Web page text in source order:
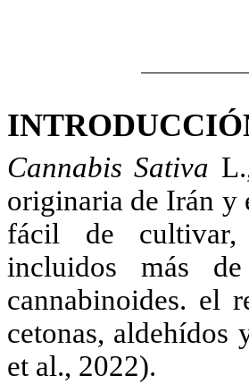
Cannabis Sativa
originaria de Irán y
fácil de cultivar,
incluidos más
cannabinoides. el
cetonas, aldehídos
et al., 2022).